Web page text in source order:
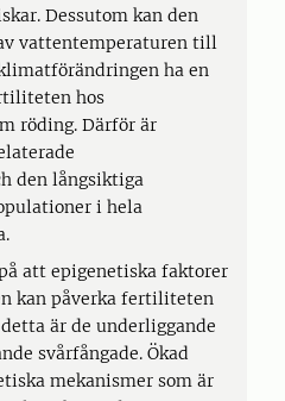
Dessutom kan den
vattentemperaturen till
ha en
hos
röding. Därför är
den långsiktiga
i hela
att epigenetiska faktorer
kan påverka fertiliteten
är de underliggande
svårfångade. Ökad
mekanismer som är